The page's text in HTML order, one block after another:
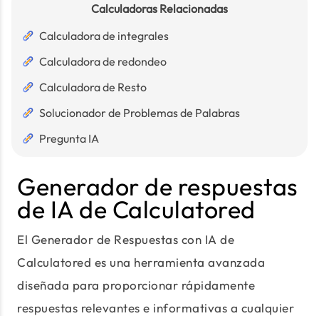
Calculadoras Relacionadas
Calculadora de integrales
Calculadora de redondeo
Calculadora de Resto
Solucionador de Problemas de Palabras
Pregunta IA
Generador de respuestas
de IA de Calculatored
El Generador de Respuestas con IA de
Calculatored es una herramienta avanzada
diseñada para proporcionar rápidamente
respuestas relevantes e informativas a cualquier